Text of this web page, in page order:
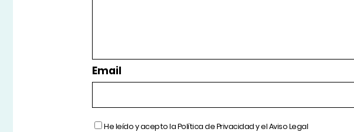
Email
He leído y acepto laPolítica de Privacidady elAviso Legal